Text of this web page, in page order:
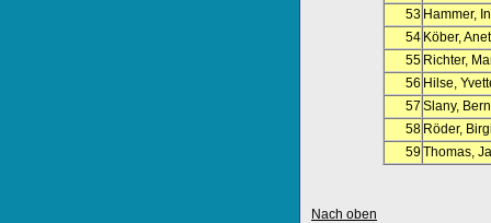
53 Hammer,
54 Köber,
55 Richter,
56 Hilse,
57 Slany,
58 Röder,
59Thomas,
Nach oben